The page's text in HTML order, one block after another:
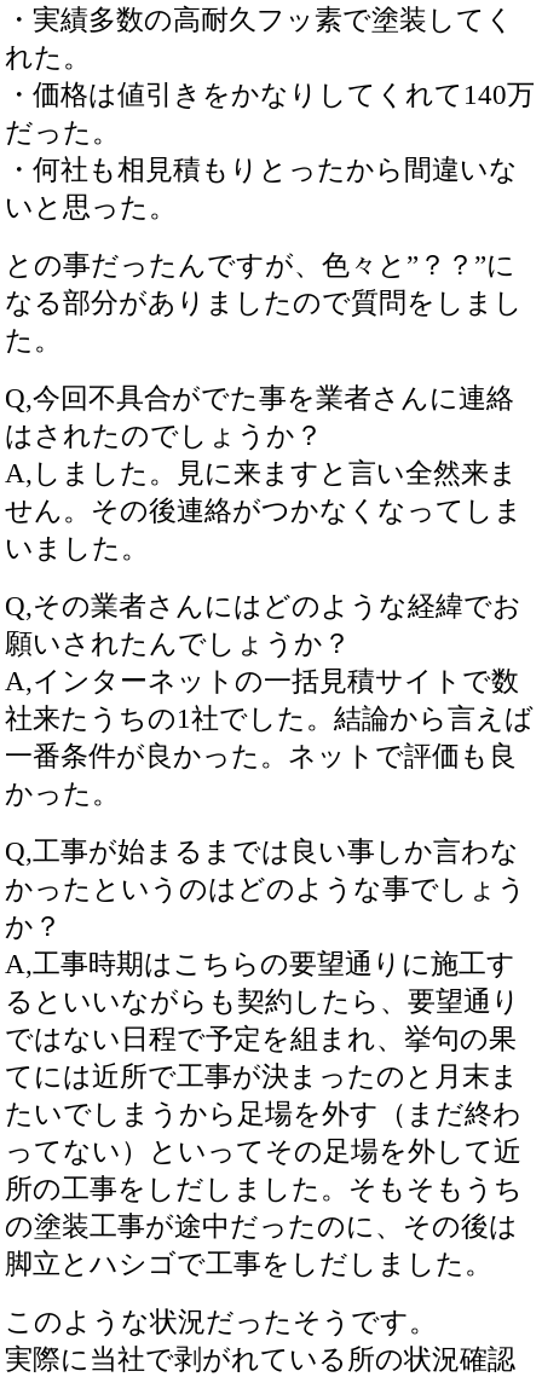
・実績多数の高耐久フッ素で塗装してく
れた。
・価格は値引きをかなりしてくれて140万
だった。
・何社も相見積もりとったから間違いな
いと思った。
との事だったんですが、色々と”？？”に
なる部分がありましたので質問をしまし
た。
Q,今回不具合がでた事を業者さんに連絡
はされたのでしょうか？
A,しました。見に来ますと言い全然来ま
せん。その後連絡がつかなくなってしま
いました。
Q,その業者さんにはどのような経緯でお
願いされたんでしょうか？
A,インターネットの一括見積サイトで数
社来たうちの1社でした。結論から言えば
一番条件が良かった。ネットで評価も良
かった。
Q,工事が始まるまでは良い事しか言わな
かったというのはどのような事でしょう
か？
A,工事時期はこちらの要望通りに施工す
るといいながらも契約したら、要望通り
ではない日程で予定を組まれ、挙句の果
てには近所で工事が決まったのと月末ま
たいでしまうから足場を外す（まだ終わ
ってない）といってその足場を外して近
所の工事をしだしました。そもそもうち
の塗装工事が途中だったのに、その後は
脚立とハシゴで工事をしだしました。
このような状況だったそうです。
実際に当社で剥がれている所の状況確認